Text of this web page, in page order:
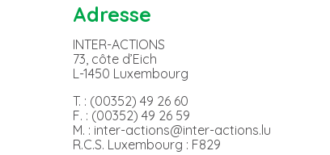
Adresse
INTER-ACTIONS
73, côte d’Eich
L-1450 Luxembourg
T. : (00352) 49 26 60
F. : (00352) 49 26 59
M. : inter-actions@inter-actions.lu
R.C.S. Luxembourg : F829